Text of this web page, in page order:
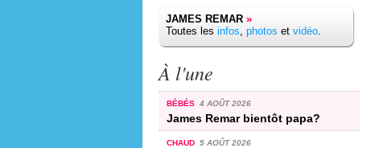
JAMES REMAR »
Toutes les infos, photos et vidéo.
À l'une
BÉBÉS 4 AOÛT 2026
James Remar bientôt papa?
CHAUD 5 AOÛT 2026